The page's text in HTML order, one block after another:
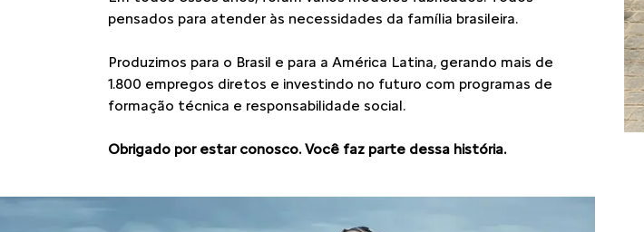
pensados para atender às necessidades da família brasileira.
Produzimos para o Brasil e para a América Latina, gerando mais de
1.800 empregos diretos e investindo no futuro com programas de
formação técnica e responsabilidade social.
Obrigado por estar conosco. Você faz parte dessa história.